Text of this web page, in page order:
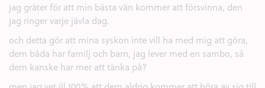
jag gråter för att min bästa vän kommer att försvinna, den
jag ringer varje jävla dag.
och detta gör att mina syskon inte vill ha med mig att göra,
dem båda har familj och barn, jag lever med en sambo, så
dem kanske har mer att tänka på?